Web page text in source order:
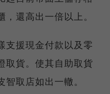
還高出一倍以上。
支援現金付款以及零
取貨。使其自助取貨
取店如出一轍。